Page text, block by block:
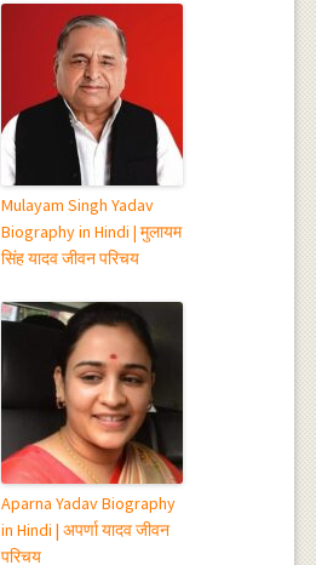
Mulayam Singh Yadav
Biography in Hindi | मुलायम
सिंह यादव जीवन परिचय
Aparna Yadav Biography
in Hindi | अपर्णा यादव जीवन
परिचय